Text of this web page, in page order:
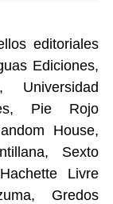
editoriales
Ediciones,
Pie Rojo
House,
Sexto
Hachette Livre
Gredos